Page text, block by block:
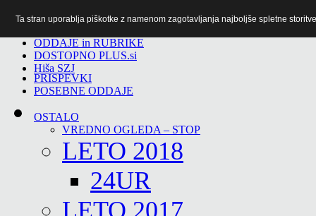
ODDAJE in RUBRIKE
DOSTOPNO PLUS.si
Hiša SZJ
PRISPEVKI
POSEBNE ODDAJE
OSTALO
VREDNO OGLEDA – STOP
LETO 2018
24UR
LETO 2017
Ta stran uporablja piškotke z namenom zagotavljanja najboljše spletne